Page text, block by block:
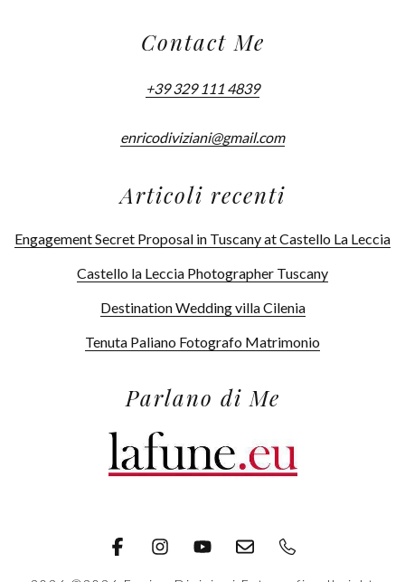
Contact Me
+39 329 111 4839
enricodiviziani@gmail.com
Articoli recenti
Engagement Secret Proposal in Tuscany at Castello La Leccia
Castello la Leccia Photographer Tuscany
Destination Wedding villa Cilenia
Tenuta Paliano Fotografo Matrimonio
Parlano di Me